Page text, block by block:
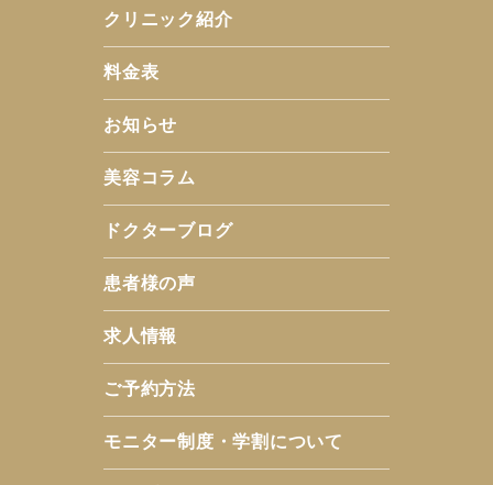
クリニック紹介
料金表
お知らせ
美容コラム
ドクターブログ
患者様の声
求人情報
ご予約方法
モニター制度・学割について